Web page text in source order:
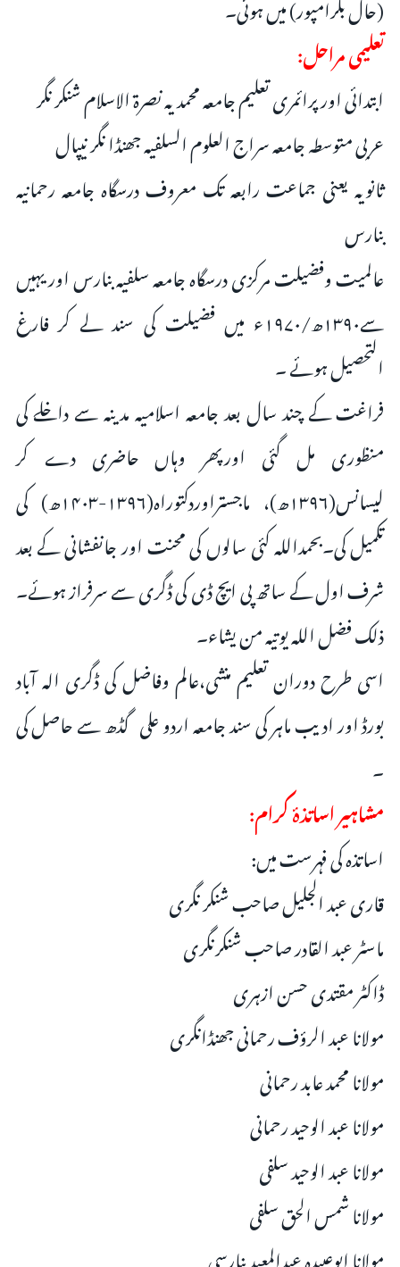
تعلیمی مراحل:
ابتدائی اور پرائمری تعلیم جامعہ محمدیہ نصرۃ الاسلام شنکر نگر
عربی متوسطہ جامعہ سراج العلوم السلفیہ جھنڈا نگر نیپال
ثانویہ یعنی جماعت رابعہ تک معروف درسگاہ جامعہ رحمانیہ
بنارس
عالمیت وفضیلت مرکزی درسگاہ جامعہ سلفیہ بنارس اور یہیں
سے۱۳۹۰ھ/۱۹۷۰ء میں فضیلت کی سند لے کر فارغ
التحصیل ہوئے ۔
فراغت کے چند سال بعد جامعہ اسلامیہ مدینہ سے داخلے کی
منظوری مل گئی اورپھر وہاں حاضری دے کر
لیسانس(۱۳۹۶ھ)، ماجستراوردکتوراہ(۱۳۹۶-۱۴۰۳ھ) کی
تکمیل کی۔بحمداللہ کئی سالوں کی محنت اور جانفشانی کے بعد
شرف اول کے ساتھ پی ایچ ڈی کی ڈگری سے سرفراز ہوئے۔
ذلک فضل اللہ یوتیہ من یشاء۔
اسی طرح دوران تعلیم منشی،عالم وفاضل کی ڈگری الہ آباد
بورڈ اور ادیب ماہر کی سند جامعہ اردو علی گڈھ سے حاصل کی
۔
مشاہیر اساتذۂ کرام:
اساتذہ کی فہرست میں:
قاری عبد الجلیل صاحب شنکر نگری
ماسٹر عبد القادر صاحب شنکرنگری
ڈاکٹر مقتدی حسن ازہری
مولانا عبد الرؤف رحمانی جھنڈانگری
مولانا محمد عابد رحمانی
مولانا عبد الوحید رحمانی
مولانا عبد الوحید سلفی
مولانا شمس الحق سلفی
مولانا ابوعبیدہ عبدالمعید بنارسی